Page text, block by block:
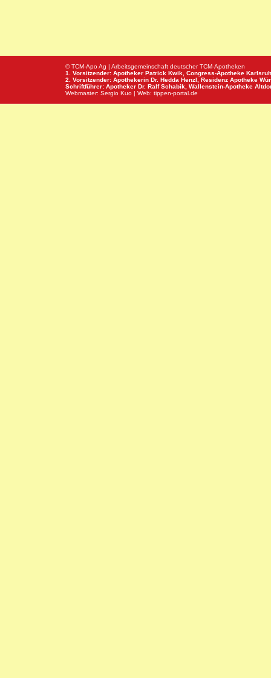
© TCM-Apo Ag | Arbeitsgemeinschaft deutscher TCM-Apotheken
1. Vorsitzender: Apotheker Patrick Kwik, Congress-Apotheke
2. Vorsitzender: Apothekerin Dr. Hedda Henzl, Residenz Apotheke
Schriftführer: Apotheker Dr. Ralf Schabik, Wallenstein-Apotheke
Webmaster: Sergio Kuo | Web: tippen-portal.de